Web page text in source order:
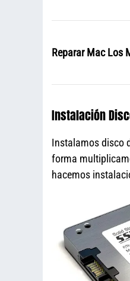
Reparar Mac Los
Instalación
Instalamos disco
forma
hacemos